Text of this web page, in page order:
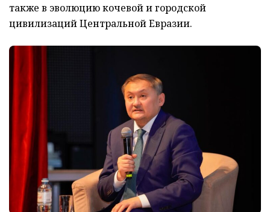
также в эволюцию кочевой и городской
цивилизаций Центральной Евразии.